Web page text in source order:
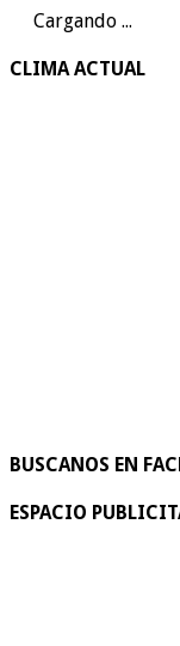
Cargando ...
CLIMA ACTUAL
BUSCANOS EN
ESPACIO